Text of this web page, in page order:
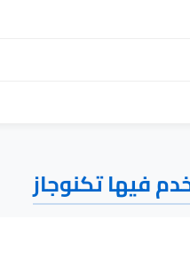
فيها تكنوجاز